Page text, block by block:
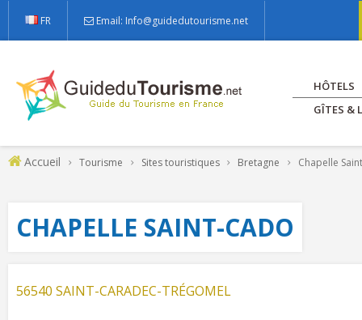
FR Email: Info@guidedutourisme.net
HÔTELS
GÎTES &
Accueil Tourisme Sites touristiques Bretagne Chapelle
CHAPELLE SAINT-CADO
56540 SAINT-CARADEC-TRÉGOMEL